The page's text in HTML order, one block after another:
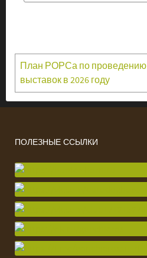
План РОРСа по проведению
выставок в 2026 году
ПОЛЕЗНЫЕ ССЫЛКИ